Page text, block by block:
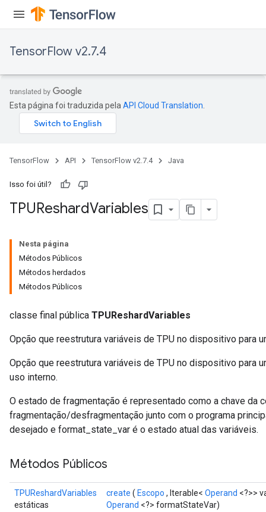
TensorFlow v2.7.4
Esta página foi traduzida pela API Cloud Translation
TensorFlow API TensorFlow v2.7.4 Java
Isso foi útil?
TPUReshardVariables
Nesta página
Métodos Públicos
Métodos herdados
Métodos Públicos
classe final pública TPUReshardVariables
Opção que reestrutura variáveis ​​de TPU no dispositivo para
Opção que reestrutura variáveis ​​de TPU no dispositivo para
uso interno.
O estado de fragmentação é representado como a chave da
fragmentação/desfragmentação junto com o programa
desejado e format_state_var é o estado atual das variáveis.
Métodos Públicos
TPUReshardVariables
estáticas
create ( Escopo , Iterable< Operand <?>>
Operand <?> formatStateVar)